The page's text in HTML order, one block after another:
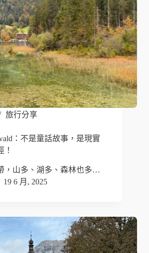
旅行分享
：不是童話故事，是現實
，山多、湖多、森林也多…
19 6 月, 2025